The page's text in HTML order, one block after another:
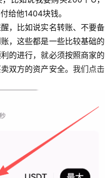
给他1404块钱。
，比如说实名转账、不要备
，这些都是一些比较基础的
的进行，就必须按照商家的
双方的资产安全。 我们点击